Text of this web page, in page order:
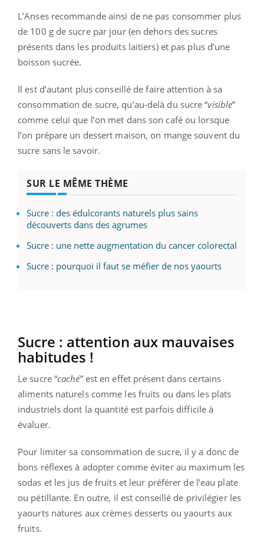
L’Anses recommande ainsi de ne pas consommer plus
de 100 g de sucre par jour (en dehors des sucres
présents dans les produits laitiers) et pas plus d’une
boisson sucrée.
Il est d’autant plus conseillé de faire attention à sa
consommation de sucre, qu’au-delà du sucre “visible”
comme celui que l’on met dans son café ou lorsque
l’on prépare un dessert maison, on mange souvent du
sucre sans le savoir.
SUR LE MÊME THÈME
Sucre : des édulcorants naturels plus sains
découverts dans des agrumes
Sucre : une nette augmentation du cancer colorectal
Sucre : pourquoi il faut se méfier de nos yaourts
Sucre : attention aux mauvaises
habitudes !
Le sucre “caché” est en effet présent dans certains
aliments naturels comme les fruits ou dans les plats
industriels dont la quantité est parfois difficile à
évaluer.
Pour limiter sa consommation de sucre, il y a donc de
bons réflexes à adopter comme éviter au maximum les
sodas et les jus de fruits et leur préférer de l’eau plate
ou pétillante. En outre, il est conseillé de privilégier les
yaourts natures aux crèmes desserts ou yaourts aux
fruits.